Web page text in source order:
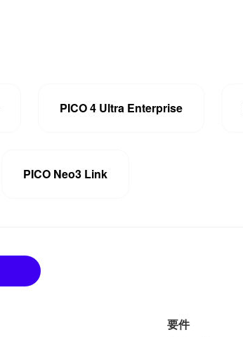
PICO 4 Ultra Enterprise
PICO Neo3 Link
要件